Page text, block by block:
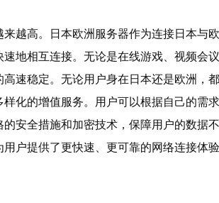
越高。日本欧洲服务器作为连接日本与
地相互连接。无论是在线游戏、视频会
速稳定。无论用户身在日本还是欧洲，
化的增值服务。用户可以根据自己的需
安全措施和加密技术，保障用户的数据
户提供了更快速、更可靠的网络连接